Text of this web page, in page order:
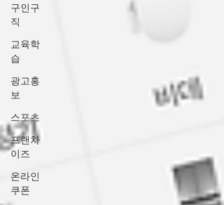
구인구
직
교육학
습
광고홍
보
스포츠
프랜차
이즈
온라인
쿠폰